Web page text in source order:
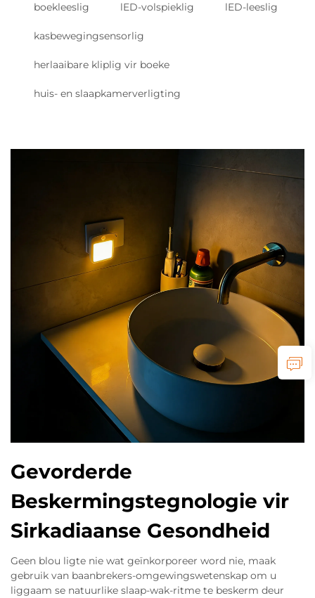
boekleeslig lED-volspieklig lED-leeslig
kasbewegingsensorlig
herlaaibare kliplig vir boeke
huis- en slaapkamerverligting
Gevorderde
Beskermingstegnologie vir
Sirkadiaanse Gesondheid
Geen blou ligte nie wat geïnkorporeer word nie, maak
gebruik van baanbrekers-omgewingswetenskap om u
liggaam se natuurlike slaap-wak-ritme te beskerm deur